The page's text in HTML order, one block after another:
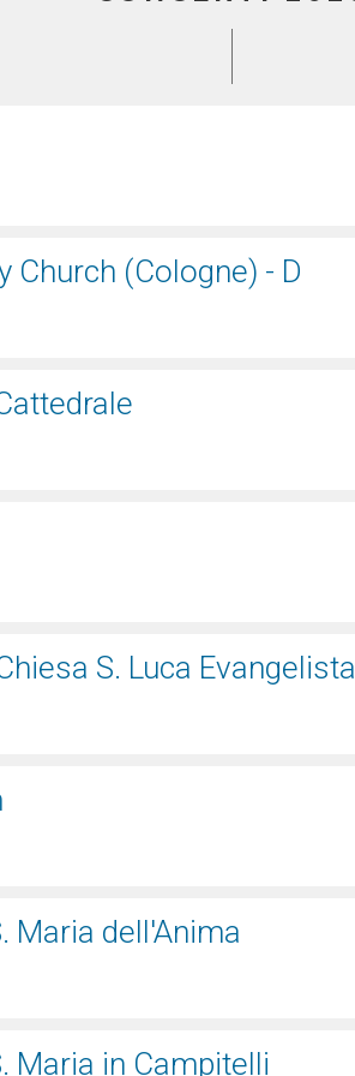
Church (Cologne) - D
S. Luca Evangelista
Maria dell'Anima
Maria in Campitelli